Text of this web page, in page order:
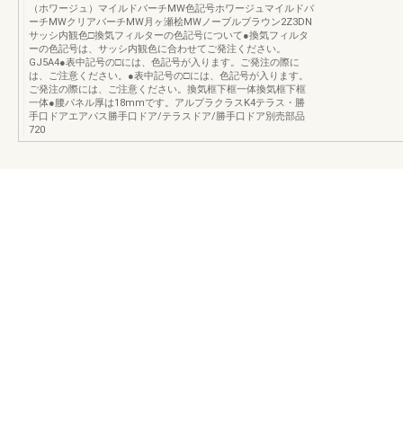
（ホワージュ）マイルドバーチMW色記号ホワージュマイルドバ
ーチMWクリアバーチMW月ヶ瀬桧MWノーブルブラウン2Z3DN
サッシ内観色□換気フィルターの色記号について●換気フィルタ
ーの色記号は、サッシ内観色に合わせてご発注ください。
GJ5A4●表中記号の□には、色記号が入ります。ご発注の際に
は、ご注意ください。●表中記号の□には、色記号が入ります。
ご発注の際には、ご注意ください。換気框下框一体換気框下框
一体●腰パネル厚は18mmです。アルプラクラスK4テラス・勝
手口ドアエアパス勝手口ドア/テラスドア/勝手口ドア別売部品
720